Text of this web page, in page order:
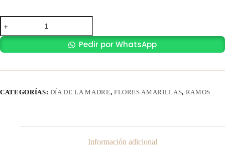
Ramo
Girasoles
3
Pedir por WhatsApp
CATEGORÍAS: DÍA DE LA MADRE, FLORES AMARILLAS, RAMOS
Información adicional